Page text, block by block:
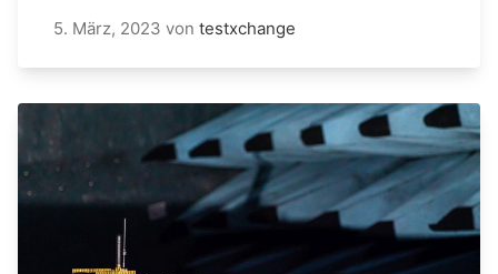
5. März, 2023 von testxchange